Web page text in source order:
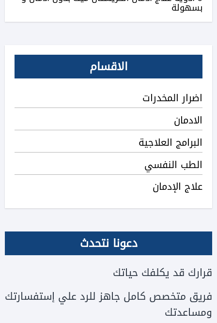
بسهولة
الاقسام
اضرار المخدرات
الادمان
البرامج العلاجية
الطب النفسي
علاج الإدمان
دعونا نتحدث
قرارك قد يكلفك حياتك
فريق متخصص كامل جاهز للرد علي إستفسارتك
ومساعدتك